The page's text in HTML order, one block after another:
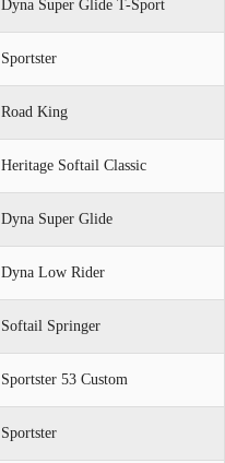
Dyna Super Glide T-Sport
Sportster
Road King
Heritage Softail Classic
Dyna Super Glide
Dyna Low Rider
Softail Springer
Sportster 53 Custom
Sportster